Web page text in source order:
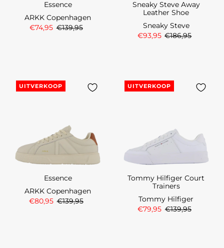
Essence
ARKK Copenhagen
€74,95 €139,95
Sneaky Steve Away
Leather Shoe
Sneaky Steve
€93,95 €186,95
UITVERKOOP
Essence
ARKK Copenhagen
€80,95 €139,95
UITVERKOOP
Tommy Hilfiger Court
Trainers
Tommy Hilfiger
€79,95 €139,95